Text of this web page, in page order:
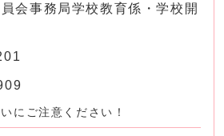
会事務局学校教育係・学校開
にご注意ください！